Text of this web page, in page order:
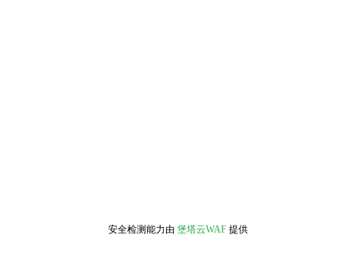
安全检测能力由 堡塔云WAF 提供